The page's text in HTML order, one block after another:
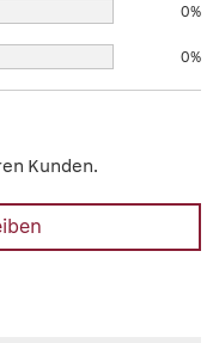
0%
0%
Kunden.